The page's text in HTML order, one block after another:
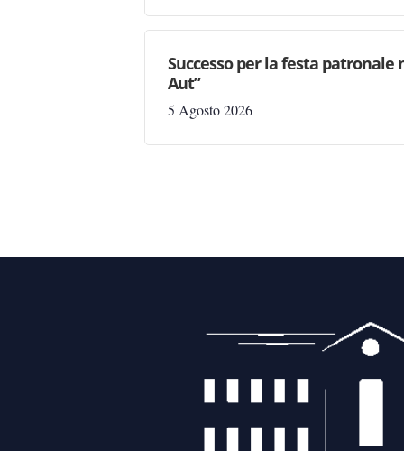
Successo per la festa
Aut”
5 Agosto 2026